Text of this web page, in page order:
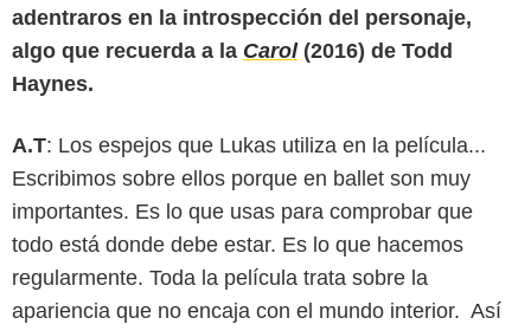
adentraros en la introspección del personaje,
algo que recuerda a la Carol(2016) de Todd
Haynes.
A.T: Los espejos que Lukas utiliza en la película...
Escribimos sobre ellos porque en ballet son muy
importantes. Es lo que usas para comprobar que
todo está donde debe estar. Es lo que hacemos
regularmente. Toda la película trata sobre la
apariencia que no encaja con el mundo interior. Así